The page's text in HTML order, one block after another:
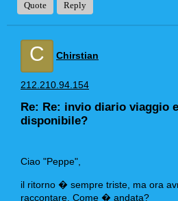
Quote Reply
C Chirstian
212.210.94.154
Re: Re: invio diario viaggio
disponibile?
Ciao "Peppe",
il ritorno � sempre triste, ma ora
raccontare. Come � andata?